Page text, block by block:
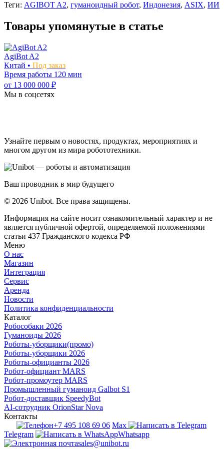
Теги: AGIBOT A2, гуманоидный робот, Индонезия, ASIX, ИИ
Товары упомянутые в статье
AgiBot A2
Китай • Под заказ
Время работы 120 мин
от 13 000 000 ₽
Мы в соцсетях
Узнайте первым о новостях, продуктах, мероприятиях и
многом другом из мира робототехники.
Ваш проводник в мир будущего
© 2026 Unibot. Все права защищены.
Информация на сайте носит ознакомительный характер и не
является публичной офертой, определяемой положениями
статьи 437 Гражданского кодекса РФ
Меню
О нас
Магазин
Интеграция
Сервис
Аренда
Новости
Политика конфиденциальности
Каталог
Робособаки 2026
Гуманоиды 2026
Роботы-уборщики(промо)
Роботы-уборщики 2026
Роботы-официанты 2026
Робот-официант MARS
Робот-промоутер MARS
Промышленный гуманоид Galbot S1
Робот-доставщик SpeedyBot
AI-сотрудник OrionStar Nova
Контакты
+7 495 108 69 06 Max
Telegram
Whatsapp
sales@unibot.ru